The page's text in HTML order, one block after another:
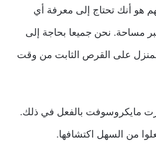
هو أنك تحتاج إلى معرفة أي
مساحة. نحن جميعا بحاجة إلى
على القرص الثابت من وقت
مايكروسوفت بالفعل في ذلك.
من السهل اكتشافها.